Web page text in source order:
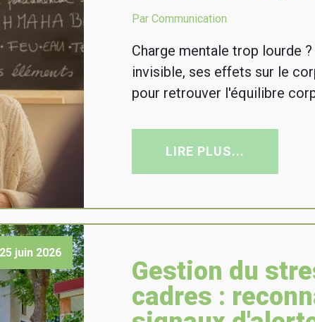
Par Communication
Charge mentale trop lourde
invisible, ses effets sur le
pour retrouver l'équilibre
LIRE PLUS...
juin 2026
Gestion du
cadres :